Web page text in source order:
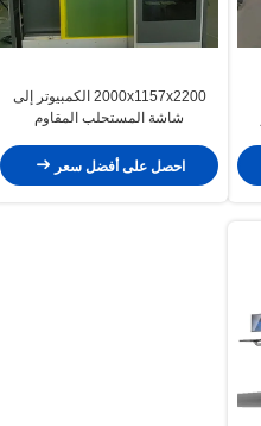
2000x1157x2200 الكمبيوتر إلى
شاشة المستحلب المقاوم
احصل على أفضل سعر